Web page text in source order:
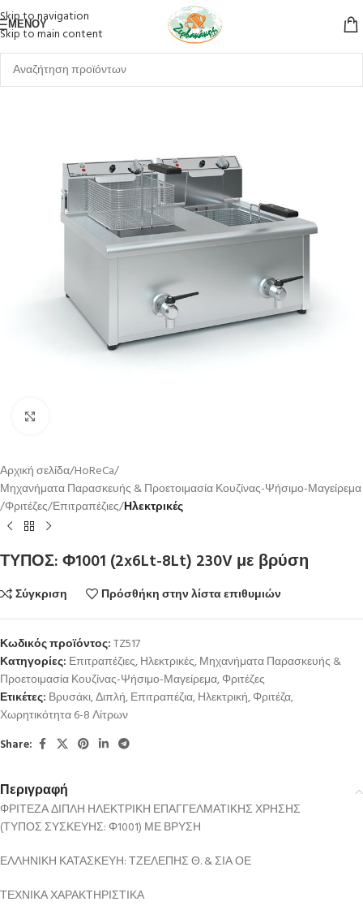
Skip to navigation
Skip to main content
ΜΕΝΟΎ
Αρχική σελίδα HoReCa
Μηχανήματα Παρασκευής & Προετοιμασία Κουζίνας-Ψήσιμο-Μαγείρεμα
Φριτέζες Επιτραπέζιες Ηλεκτρικές
ΤΥΠΟΣ: Φ1001 (2x6Lt-8Lt) 230V με βρύση
Σύγκριση Πρόσθήκη στην λίστα επιθυμιών
Κωδικός προϊόντος:TZ517
Κατηγορίες: Επιτραπέζιες,Ηλεκτρικές,Μηχανήματα Παρασκευής &
Προετοιμασία Κουζίνας-Ψήσιμο-Μαγείρεμα,Φριτέζες
Ετικέτες: Βρυσάκι,Διπλή,Επιτραπέζια,Ηλεκτρική,Φριτέζα,
Χωρητικότητα 6-8 Λίτρων
Share:
Περιγραφή
ΦΡΙΤΕΖΑ ΔΙΠΛΗ ΗΛΕΚΤΡΙΚΗ ΕΠΑΓΓΕΛΜΑΤΙΚΗΣ ΧΡΗΣΗΣ
(ΤΥΠΟΣ ΣΥΣΚΕΥΗΣ: Φ1001) ΜΕ ΒΡΥΣΗ
ΕΛΛΗΝΙΚΗ ΚΑΤΑΣΚΕΥΗ: ΤΖΕΛΕΠΗΣ Θ. & ΣΙΑ ΟΕ
ΤΕΧΝΙΚΑ ΧΑΡΑΚΤΗΡΙΣΤΙΚΑ